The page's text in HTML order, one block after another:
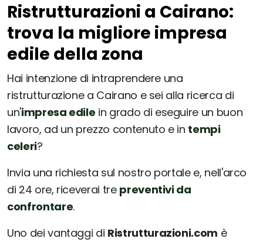
Ristrutturazioni a Cairano:
trova la migliore impresa
edile della zona
Hai intenzione di intraprendere una
ristrutturazione a Cairano e sei alla ricerca di
un'impresa edile in grado di eseguire un buon
lavoro, ad un prezzo contenuto e in tempi
celeri?
Invia una richiesta sul nostro portale e, nell'arco
di 24 ore, riceverai tre preventivi da
confrontare.
Uno dei vantaggi di Ristrutturazioni.com è